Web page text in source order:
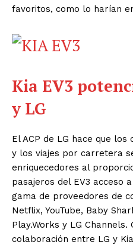
favoritos, como lo harían
Kia EV3
y LG
El ACP de LG hace que
y los viajes por carretera
enriquecedores al
pasajeros del EV3 acceso
gama de proveedores de
Netflix, YouTube, Baby
Play.Works y LG
colaboración entre LG y